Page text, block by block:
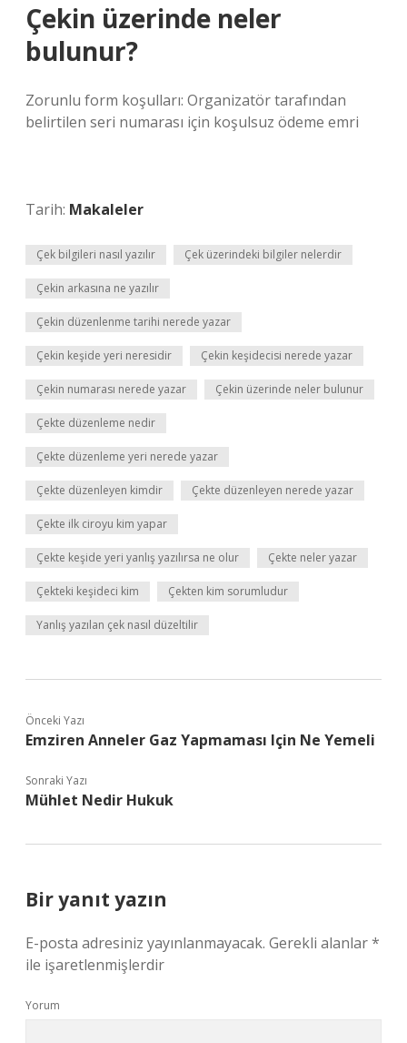
Çekin üzerinde neler
bulunur?
Zorunlu form koşulları: Organizatör tarafından
belirtilen seri numarası için koşulsuz ödeme emri
Tarih: Makaleler
Çek bilgileri nasıl yazılır Çek üzerindeki bilgiler nelerdir
Çekin arkasına ne yazılır
Çekin düzenlenme tarihi nerede yazar
Çekin keşide yeri neresidir Çekin keşidecisi nerede yazar
Çekin numarası nerede yazar Çekin üzerinde neler bulunur
Çekte düzenleme nedir
Çekte düzenleme yeri nerede yazar
Çekte düzenleyen kimdir Çekte düzenleyen nerede yazar
Çekte ilk ciroyu kim yapar
Çekte keşide yeri yanlış yazılırsa ne olur Çekte neler yazar
Çekteki keşideci kim Çekten kim sorumludur
Yanlış yazılan çek nasıl düzeltilir
Önceki Yazı
Emziren Anneler Gaz Yapmaması Için Ne Yemeli
Sonraki Yazı
Mühlet Nedir Hukuk
Bir yanıt yazın
E-posta adresiniz yayınlanmayacak. Gerekli alanlar*
ile işaretlenmişlerdir
Yorum